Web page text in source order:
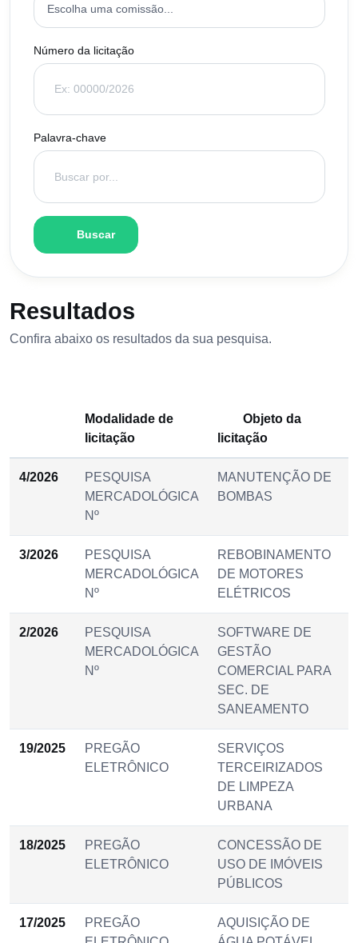
Número da licitação
Palavra-chave
Buscar
Resultados
Confira abaixo os resultados da sua pesquisa.
Modalidade de
licitação
Objeto da
licitação
4/2026
PESQUISA
MERCADOLÓGICA
Nº
MANUTENÇÃO DE
BOMBAS
3/2026
PESQUISA
MERCADOLÓGICA
Nº
REBOBINAMENTO
DE MOTORES
ELÉTRICOS
2/2026
PESQUISA
MERCADOLÓGICA
Nº
SOFTWARE DE
GESTÃO
COMERCIAL PARA
SEC. DE
SANEAMENTO
19/2025
PREGÃO
ELETRÔNICO
SERVIÇOS
TERCEIRIZADOS
DE LIMPEZA
URBANA
18/2025
PREGÃO
ELETRÔNICO
CONCESSÃO DE
USO DE IMÓVEIS
PÚBLICOS
17/2025
PREGÃO
AQUISIÇÃO DE